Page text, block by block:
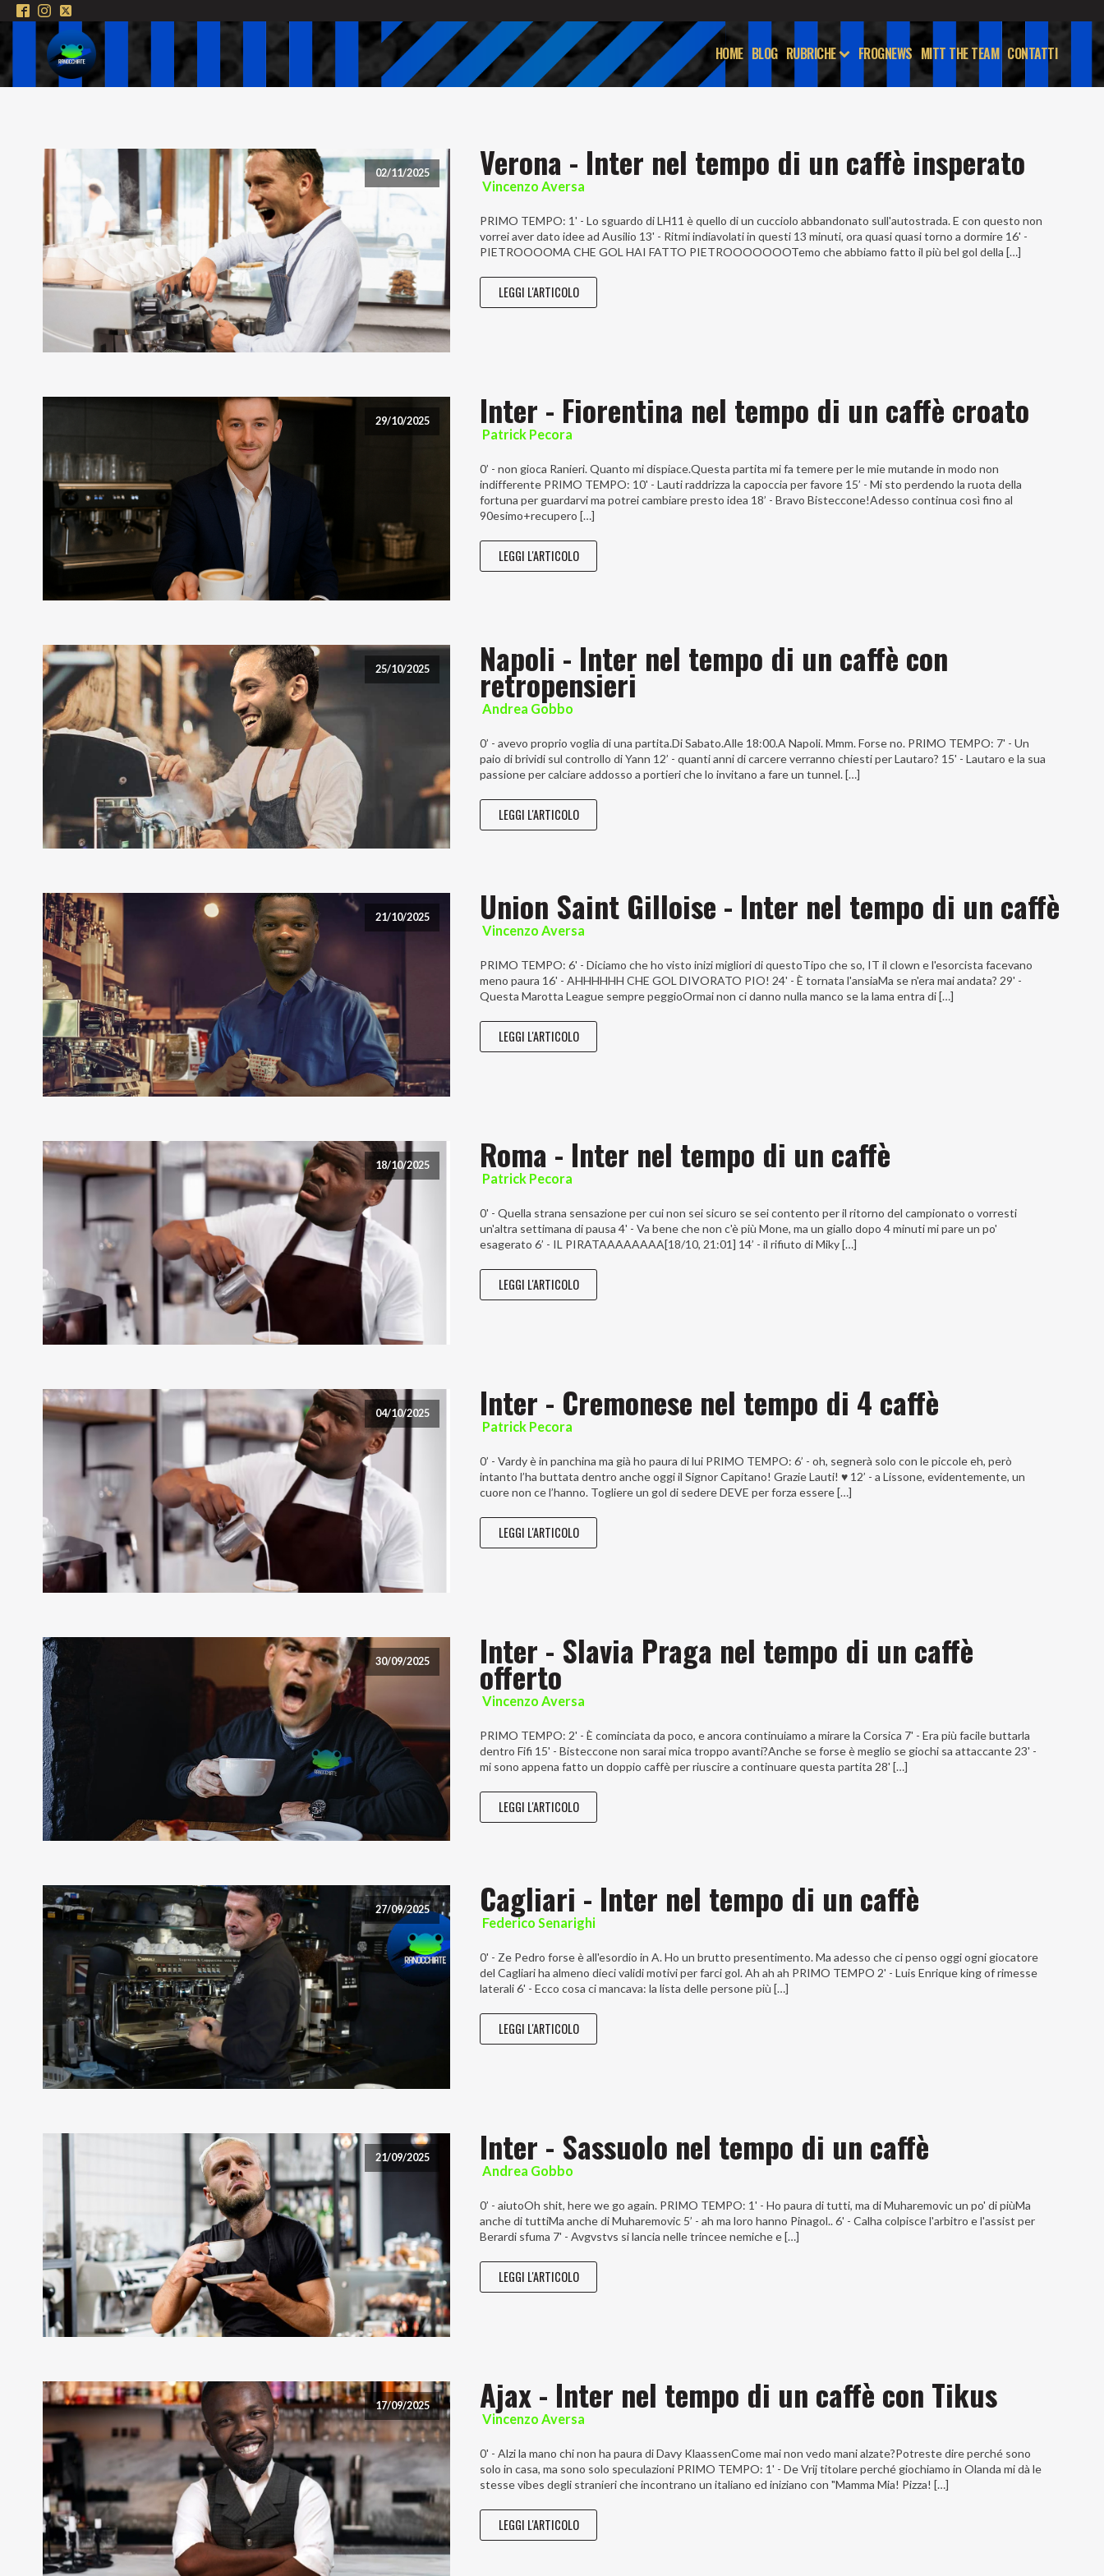
HOME BLOG RUBRICHE FROGNEWS MITT THE TEAM CONTATTI
02/11/2025 Verona - Inter nel tempo di un caffè insperato
Vincenzo Aversa
PRIMO TEMPO: 1' - Lo sguardo di LH11 è quello di un cucciolo abbandonato sull'autostrada. E con questo non
vorrei aver dato idee ad Ausilio 13' - Ritmi indiavolati in questi 13 minuti, ora quasi quasi torno a dormire 16' -
PIETROOOOMA CHE GOL HAI FATTO PIETROOOOOOOTemo che abbiamo fatto il più bel gol della […]
LEGGI L'ARTICOLO
29/10/2025 Inter - Fiorentina nel tempo di un caffè croato
Patrick Pecora
0’ - non gioca Ranieri. Quanto mi dispiace.Questa partita mi fa temere per le mie mutande in modo non
indifferente PRIMO TEMPO: 10' - Lauti raddrizza la capoccia per favore 15’ - Mi sto perdendo la ruota della
fortuna per guardarvi ma potrei cambiare presto idea 18’ - Bravo Bisteccone!Adesso continua così fino al
90esimo+recupero […]
LEGGI L'ARTICOLO
25/10/2025 Napoli - Inter nel tempo di un caffè con
retropensieri
Andrea Gobbo
0’ - avevo proprio voglia di una partita.Di Sabato.Alle 18:00.A Napoli. Mmm. Forse no. PRIMO TEMPO: 7' - Un
paio di brividi sul controllo di Yann 12’ - quanti anni di carcere verranno chiesti per Lautaro? 15' - Lautaro e la sua
passione per calciare addosso a portieri che lo invitano a fare un tunnel. […]
LEGGI L'ARTICOLO
21/10/2025 Union Saint Gilloise - Inter nel tempo di un caffè
Vincenzo Aversa
PRIMO TEMPO: 6' - Diciamo che ho visto inizi migliori di questoTipo che so, IT il clown e l'esorcista facevano
meno paura 16' - AHHHHHH CHE GOL DIVORATO PIO! 24' - È tornata l'ansiaMa se n'era mai andata? 29' -
Questa Marotta League sempre peggioOrmai non ci danno nulla manco se la lama entra di […]
LEGGI L'ARTICOLO
18/10/2025 Roma - Inter nel tempo di un caffè
Patrick Pecora
0' - Quella strana sensazione per cui non sei sicuro se sei contento per il ritorno del campionato o vorresti
un'altra settimana di pausa 4' - Va bene che non c'è più Mone, ma un giallo dopo 4 minuti mi pare un po'
esagerato 6’ - IL PIRATAAAAAAAA[18/10, 21:01] 14’ - il rifiuto di Miky […]
LEGGI L'ARTICOLO
04/10/2025 Inter - Cremonese nel tempo di 4 caffè
Patrick Pecora
0’ - Vardy è in panchina ma già ho paura di lui PRIMO TEMPO: 6’ - oh, segnerà solo con le piccole eh, però
intanto l’ha buttata dentro anche oggi il Signor Capitano! Grazie Lauti! ♥️ 12’ - a Lissone, evidentemente, un
cuore non ce l’hanno. Togliere un gol di sedere DEVE per forza essere […]
LEGGI L'ARTICOLO
30/09/2025 Inter - Slavia Praga nel tempo di un caffè
offerto
Vincenzo Aversa
PRIMO TEMPO: 2' - È cominciata da poco, e ancora continuiamo a mirare la Corsica 7' - Era più facile buttarla
dentro Fifi 15' - Bisteccone non sarai mica troppo avanti?Anche se forse è meglio se giochi sa attaccante 23' -
mi sono appena fatto un doppio caffè per riuscire a continuare questa partita 28' […]
LEGGI L'ARTICOLO
27/09/2025 Cagliari - Inter nel tempo di un caffè
Federico Senarighi
0' - Ze Pedro forse è all'esordio in A. Ho un brutto presentimento. Ma adesso che ci penso oggi ogni giocatore
del Cagliari ha almeno dieci validi motivi per farci gol. Ah ah ah PRIMO TEMPO 2' - Luis Enrique king of rimesse
laterali 6' - Ecco cosa ci mancava: la lista delle persone più […]
LEGGI L'ARTICOLO
21/09/2025 Inter - Sassuolo nel tempo di un caffè
Andrea Gobbo
0’ - aiutoOh shit, here we go again. PRIMO TEMPO: 1' - Ho paura di tutti, ma di Muharemovic un po' di piùMa
anche di tuttiMa anche di Muharemovic 5’ - ah ma loro hanno Pinagol.. 6' - Calha colpisce l'arbitro e l'assist per
Berardi sfuma 7' - Avgvstvs si lancia nelle trincee nemiche e […]
LEGGI L'ARTICOLO
17/09/2025 Ajax - Inter nel tempo di un caffè con Tikus
Vincenzo Aversa
0' - Alzi la mano chi non ha paura di Davy KlaassenCome mai non vedo mani alzate?Potreste dire perché sono
solo in casa, ma sono solo speculazioni PRIMO TEMPO: 1' - De Vrij titolare perché giochiamo in Olanda mi dà le
stesse vibes degli stranieri che incontrano un italiano ed iniziano con "Mamma Mia! Pizza! […]
LEGGI L'ARTICOLO